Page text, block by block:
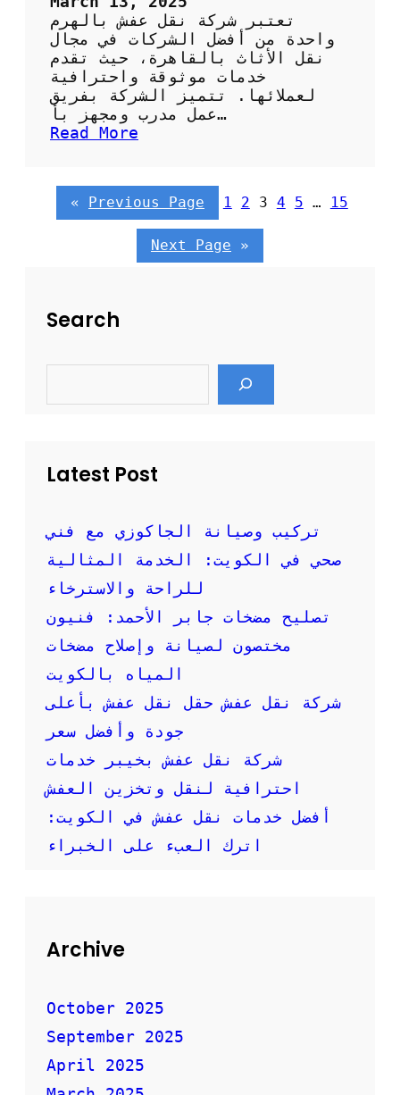
ء
تعتبر شركة نقل عفش بالهرم
واحدة من أفضل الشركات في مجال
نقل الأثاث بالقاهرة، حيث تقدم
خدمات موثوقة واحترافية
لعملائها. تتميز الشركة بفريق
عمل مدرب ومجهز بأ…
Read More
ك
ة
ن
ل
خ
ا
ت
م
و
ق
ة
و
ح
ت
ا
ف
ة
ل
ث
« Previous Page 1 2 3 4 5 … 15
Next Page »
Search
Latest Post
تركيب وصيانة الجاكوزي مع فني
صحي في الكويت: الخدمة المثالية
للراحة والاسترخاء
تصليح مضخات جابر الأحمد: فنيون
مختصون لصيانة وإصلاح مضخات
المياه بالكويت
شركة نقل عفش حقل نقل عفش بأعلى
جودة وأفضل سعر
شركة نقل عفش بخيبر خدمات
أفضل خدمات نقل عفش في الكويت:
اترك العبء على الخبراء
Archive
October 2025
September 2025
April 2025